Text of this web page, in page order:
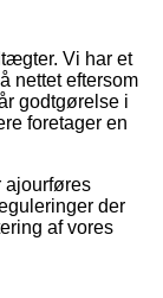
Vi har et
nettet eftersom
godtgørelse i
foretager en
ajourføres
der
af vores